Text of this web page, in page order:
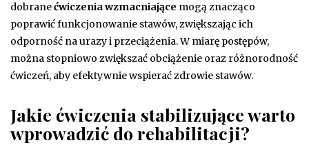
dobranećwiczenia wzmacniające mogą znacząco
poprawić funkcjonowanie stawów, zwiększając ich
odporność na urazy i przeciążenia. W miarę postępów,
można stopniowo zwiększać obciążenie oraz różnorodność
ćwiczeń, aby efektywnie wspierać zdrowie stawów.
Jakie ćwiczenia stabilizujące warto
wprowadzić do rehabilitacji?